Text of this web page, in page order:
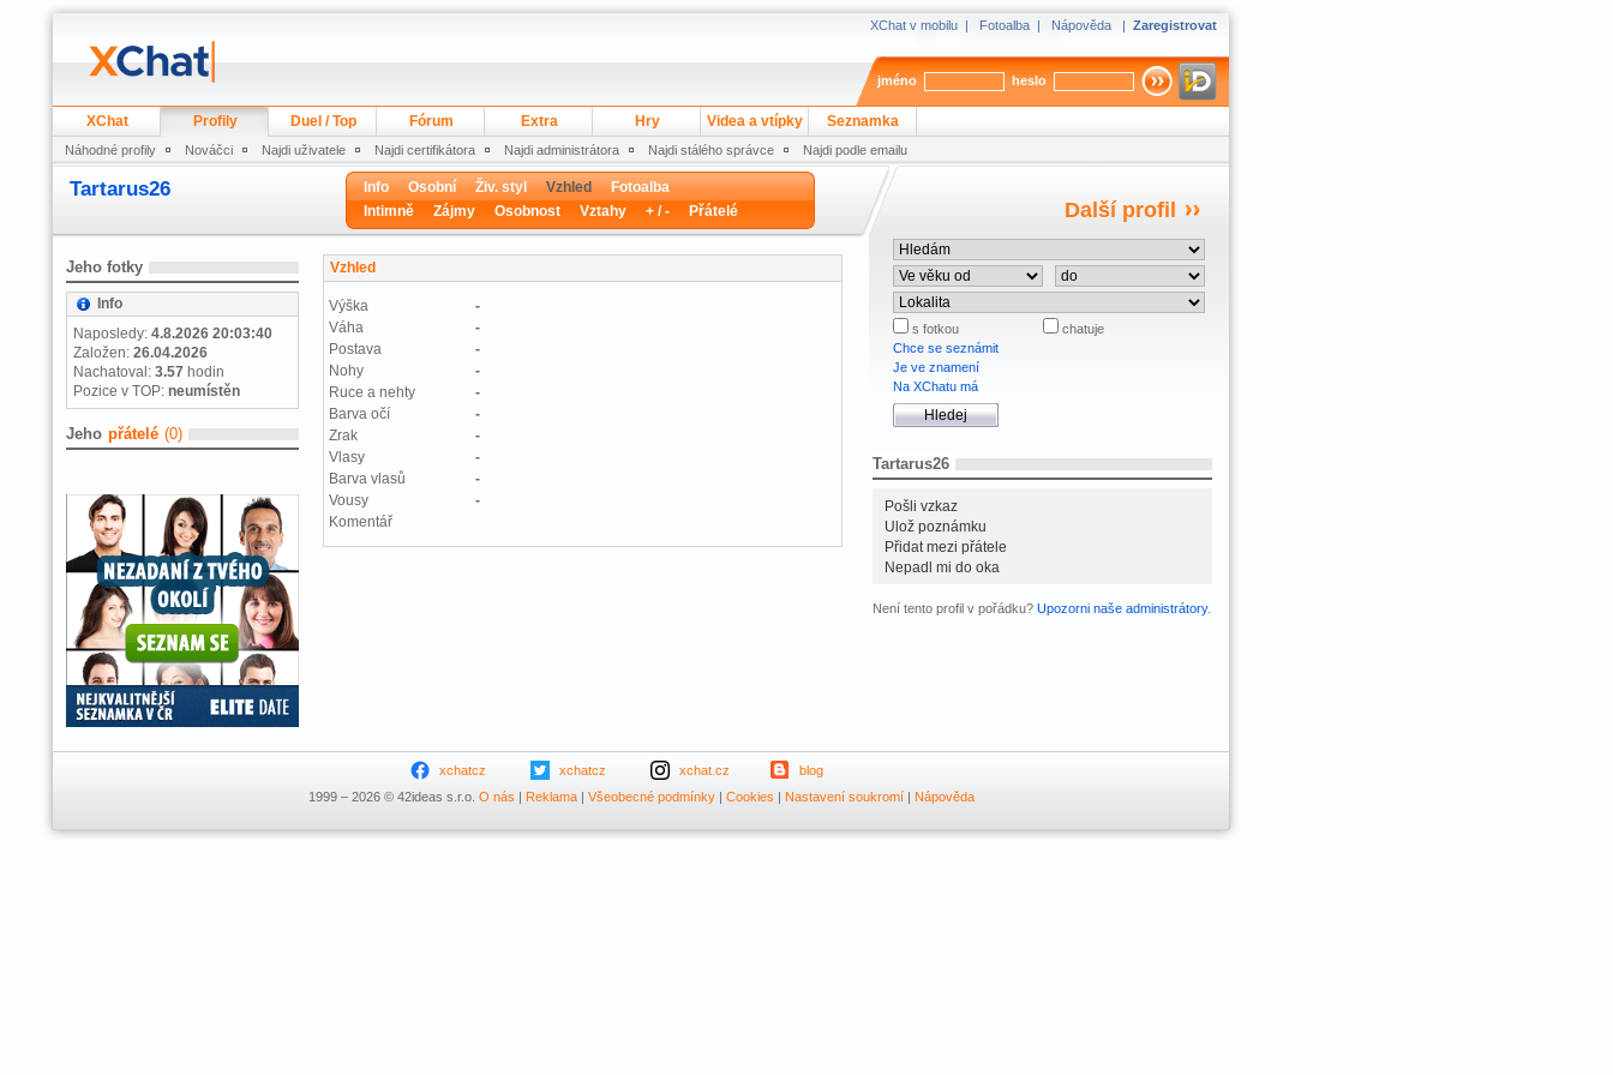
XChat v mobilu | Fotoalba | Nápověda | Zaregistrovat
jméno heslo
XChat Profily Duel / Top Fórum Extra Hry Videa a vtípky Seznamka
Náhodné profily Nováčci Najdi uživatele Najdi certifikátora Najdi administrátora Najdi stálého správce Najdi podle emailu
Tartarus26 Info Osobní Živ. styl Vzhled
Fotoalba
Intimně
Zájmy Osobnost Vztahy + / - Přátelé Další profil
Jeho fotky
Info
Naposledy: 4.8.2026 20:03:40
Založen: 26.04.2026
Nachatoval: 3.57 hodin
Pozice v TOP: neumístěn
Jeho přátelé (0)
Vzhled
Výška
-
Váha
-
Postava
-
Nohy
-
Ruce a nehty
-
Barva očí
-
Zrak
-
Vlasy
-
Barva vlasů
-
Vousy
-
Komentář
s fotkou
chatuje
Chce se seznámit
Je ve znamení
Na XChatu má
Tartarus26
Pošli vzkaz
Ulož poznámku
Přidat mezi přátele
Nepadl mi do oka
Není tento profil v pořádku? Upozorni naše administrátory.
xchatcz xchatcz xchat.cz
blog
1999 – 2026 © 42ideas s.r.o. O nás | Reklama| Všeobecné podmínky| Cookies | Nastavení soukromí| Nápověda